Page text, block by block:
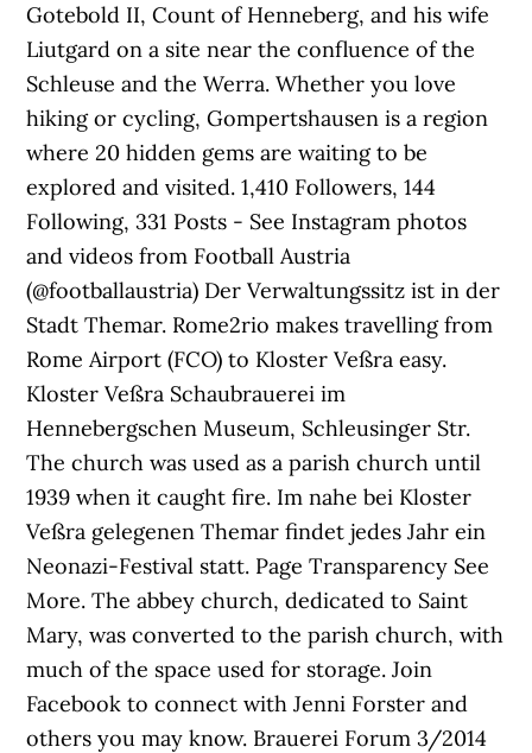
Gotebold II, Count of Henneberg, and his wife
Liutgard on a site near the confluence of the
Schleuse and the Werra. Whether you love
hiking or cycling, Gompertshausen is a region
where 20 hidden gems are waiting to be
explored and visited. 1,410 Followers, 144
Following, 331 Posts - See Instagram photos
and videos from Football Austria
(@footballaustria) Der Verwaltungssitz ist in der
Stadt Themar. Rome2rio makes travelling from
Rome Airport (FCO) to Kloster Veßra easy.
Kloster Veßra Schaubrauerei im
Hennebergschen Museum, Schleusinger Str.
The church was used as a parish church until
1939 when it caught fire. Im nahe bei Kloster
Veßra gelegenen Themar findet jedes Jahr ein
Neonazi-Festival statt. Page Transparency See
More. The abbey church, dedicated to Saint
Mary, was converted to the parish church, with
much of the space used for storage. Join
Facebook to connect with Jenni Forster and
others you may know. Brauerei Forum 3/2014